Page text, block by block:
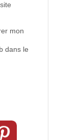
mon
dans le